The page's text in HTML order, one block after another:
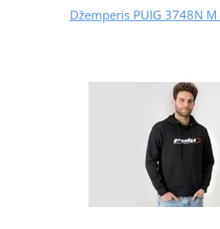
Džemperis PUIG 3748N